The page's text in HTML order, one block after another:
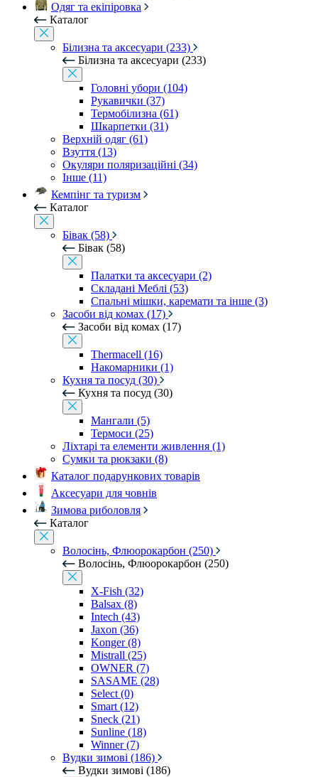
Одяг та екіпіровка
Каталог
Білизна та аксесуари (233)
Білизна та аксесуари (233)
Головні убори (104)
Рукавички (37)
Термобілизна (61)
Шкарпетки (31)
Верхній одяг (61)
Взуття (13)
Окуляри поляризаційні (34)
Інше (11)
Кемпінг та туризм
Каталог
Бівак (58)
Бівак (58)
Палатки та аксесуари (2)
Складані Меблі (53)
Спальні мішки, каремати та інше (3)
Засоби від комах (17)
Засоби від комах (17)
Thermacell (16)
Накомарники (1)
Кухня та посуд (30)
Кухня та посуд (30)
Мангали (5)
Термоси (25)
Ліхтарі та елементи живлення (1)
Сумки та рюкзаки (8)
Каталог подарункових товарів
Аксесуари для човнів
Зимова риболовля
Каталог
Волосінь, Флюорокарбон (250)
Волосінь, Флюорокарбон (250)
X-Fish (32)
Balsax (8)
Intech (43)
Jaxon (36)
Konger (8)
Mistrall (25)
OWNER (7)
SASAME (28)
Select (0)
Smart (12)
Sneck (21)
Sunline (18)
Winner (7)
Вудки зимові (186)
Вудки зимові (186)